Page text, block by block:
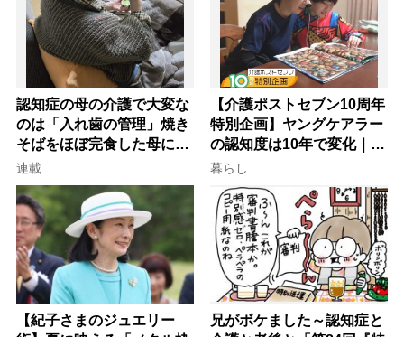
認知症の母の介護で大変な
のは「入れ歯の管理」焼き
そばをほぼ完食した母に息
子が血の気が引いた理由
連載
【介護ポストセブン10周年
特別企画】ヤングケアラー
の認知度は10年で変化｜流
行語大賞にノミネート、法
律にも明記されたが果たし
て現在は？
暮らし
【紀子さまのジュエリー
兄がボケました～認知症と